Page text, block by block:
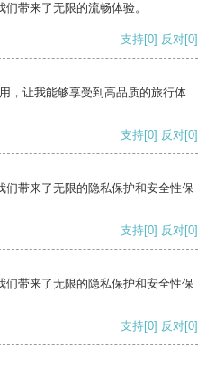
带来了无限的流畅体验。
支持[0] 反对[0]
，让我能够享受到高品质的旅行体
支持[0] 反对[0]
带来了无限的隐私保护和安全性保
支持[0] 反对[0]
带来了无限的隐私保护和安全性保
支持[0] 反对[0]